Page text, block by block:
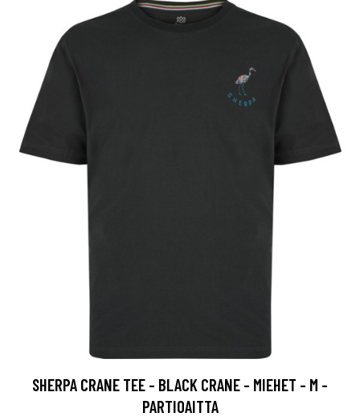
SHERPA CRANE TEE - BLACK CRANE - MIEHET - M -
PARTIOAITTA